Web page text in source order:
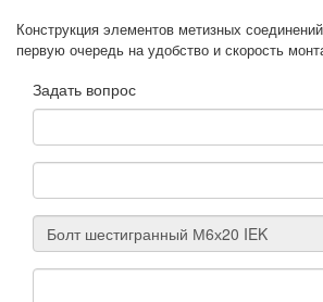
Конструкция элементов метизных
первую очередь на удобство и скорость
Задать вопрос